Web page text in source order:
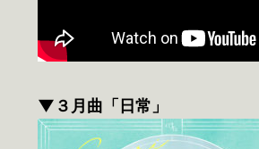
▼３月曲「日常」